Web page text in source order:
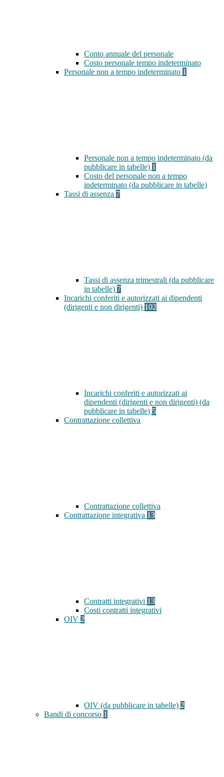
Conto annuale del personale
Costo personale tempo indeterminato
Personale non a tempo indeterminato 1
Personale non a tempo indeterminato (da
pubblicare in tabelle) 1
Costo del personale non a tempo
indeterminato (da pubblicare in tabelle)
Tassi di assenza 7
Tassi di assenza trimestrali (da pubblicare
in tabelle) 7
Incarichi conferiti e autorizzati ai dipendenti
(dirigenti e non dirigenti) 102
Incarichi conferiti e autorizzati ai
dipendenti (dirigenti e non dirigenti) (da
pubblicare in tabelle) 5
Contrattazione collettiva
Contrattazione collettiva
Contrattazione integrativa 13
Contratti integrativi 13
Costi contratti integrativi
OIV 2
OIV (da pubblicare in tabelle) 2
Bandi di concorso 1